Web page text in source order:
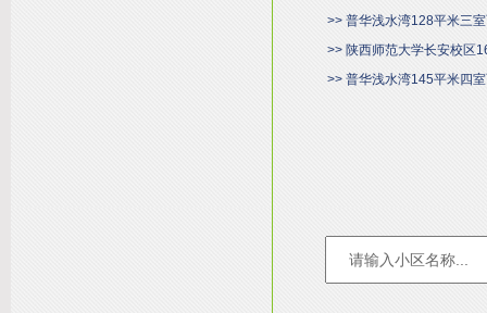
>> 普华浅水湾128平米三
>> 陕西师范大学长安校区
>> 普华浅水湾145平米四